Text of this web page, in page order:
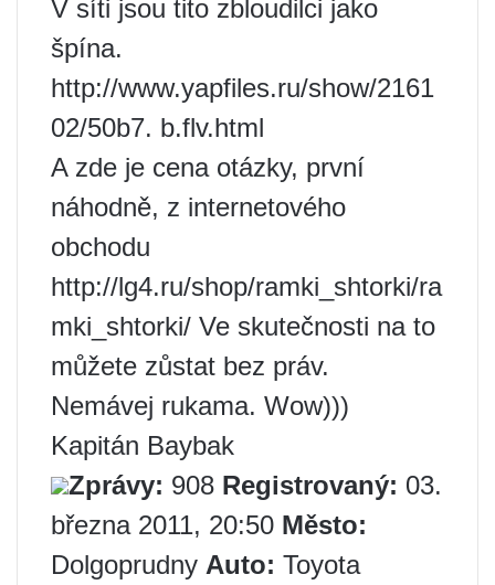
V síti jsou tito zbloudilci jako
špína.
http://www.yapfiles.ru/show/2161
02/50b7. b.flv.html
A zde je cena otázky, první
náhodně, z internetového
obchodu
http://lg4.ru/shop/ramki_shtorki/ra
mki_shtorki/ Ve skutečnosti na to
můžete zůstat bez práv.
Nemávej rukama. Wow)))
Kapitán Baybak
Zprávy: 908 Registrovaný: 03.
března 2011, 20:50 Město:
Dolgoprudny Auto: Toyota